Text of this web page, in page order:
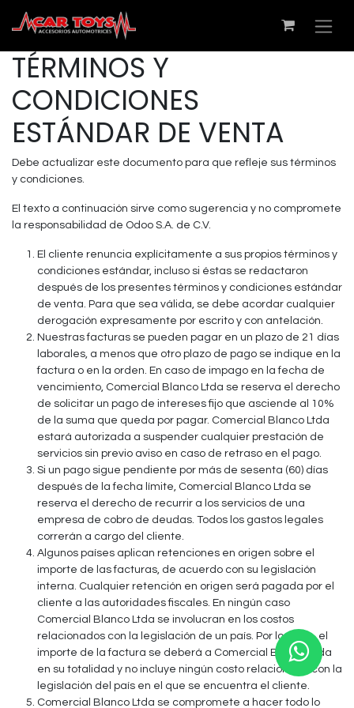
TÉRMINOS Y
CONDICIONES
ESTÁNDAR DE VENTA
Debe actualizar este documento para que refleje sus términos
y condiciones.
El texto a continuación sirve como sugerencia y no compromete
la responsabilidad de Odoo S.A. de C.V.
El cliente renuncia explícitamente a sus propios términos y
condiciones estándar, incluso si éstas se redactaron
después de los presentes términos y condiciones estándar
de venta. Para que sea válida, se debe acordar cualquier
derogación expresamente por escrito y con antelación.
Nuestras facturas se pueden pagar en un plazo de 21 días
laborales, a menos que otro plazo de pago se indique en la
factura o en la orden. En caso de impago en la fecha de
vencimiento, Comercial Blanco Ltda se reserva el derecho
de solicitar un pago de intereses fijo que asciende al 10%
de la suma que queda por pagar. Comercial Blanco Ltda
estará autorizada a suspender cualquier prestación de
servicios sin previo aviso en caso de retraso en el pago.
Si un pago sigue pendiente por más de sesenta (60) días
después de la fecha límite, Comercial Blanco Ltda se
reserva el derecho de recurrir a los servicios de una
empresa de cobro de deudas. Todos los gastos legales
correrán a cargo del cliente.
Algunos países aplican retenciones en origen sobre el
importe de las facturas, de acuerdo con su legislación
interna. Cualquier retención en origen será pagada por el
cliente a las autoridades fiscales. En ningún caso
Comercial Blanco Ltda se involucran en los costos
relacionados con la legislación de un país. Por lo tanto, el
importe de la factura se deberá a Comercial Blanco Ltda
en su totalidad y no incluye ningún costo relacionado con la
legislación del país en el que se encuentra el cliente.
Comercial Blanco Ltda se compromete a hacer todo lo